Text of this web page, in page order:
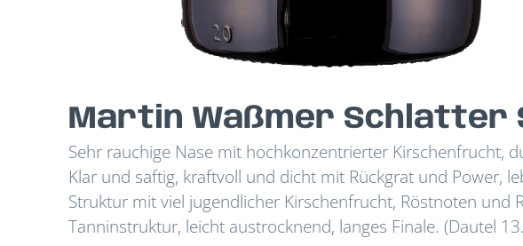
Martin Waßmer Schlatter
Sehr rauchige Nase mit hochkonzentrierter Kirschenfrucht,
Klar und saftig, kraftvoll und dicht mit Rückgrat und Power,
Struktur mit viel jugendlicher Kirschenfrucht, Röstnoten und
Tanninstruktur, leicht austrocknend, langes Finale. (Dautel